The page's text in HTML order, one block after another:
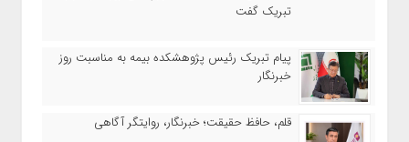
تبریک گفت
پیام تبریک رئیس پژوهشکده بیمه به مناسبت روز
خبرنگار
قلم، حافظ حقیقت؛ خبرنگار، روایتگر آگاهی